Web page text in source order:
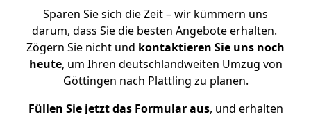
Sparen Sie sich die Zeit – wir kümmern uns
darum, dass Sie die besten Angebote erhalten.
Zögern Sie nicht und kontaktieren Sie uns noch
heute, um Ihren deutschlandweiten Umzug von
Göttingen nach Plattling zu planen.
Füllen Sie jetzt das Formular aus, und erhalten